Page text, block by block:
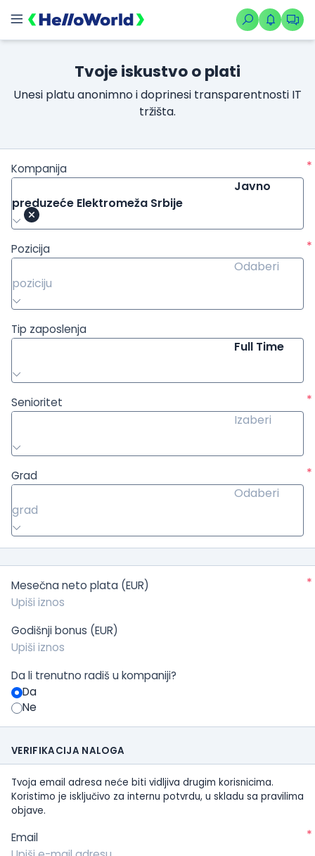
Tvoje iskustvo o plati
Unesi platu anonimno i doprinesi transparentnosti IT
tržišta.
Kompanija
*
Javno
preduzeće Elektromeža Srbije
Pozicija
*
Odaberi
poziciju
Tip zaposlenja
Full Time
Senioritet
*
Izaberi
Grad
*
Odaberi
grad
Mesečna neto plata (EUR) *
Godišnji bonus (EUR)
Da li trenutno radiš u kompaniji?
Da
Ne
VERIFIKACIJA NALOGA
Tvoja email adresa neće biti vidljiva drugim korisnicima.
Koristimo je isključivo za internu potvrdu, u skladu sa pravilima
objave.
Email *